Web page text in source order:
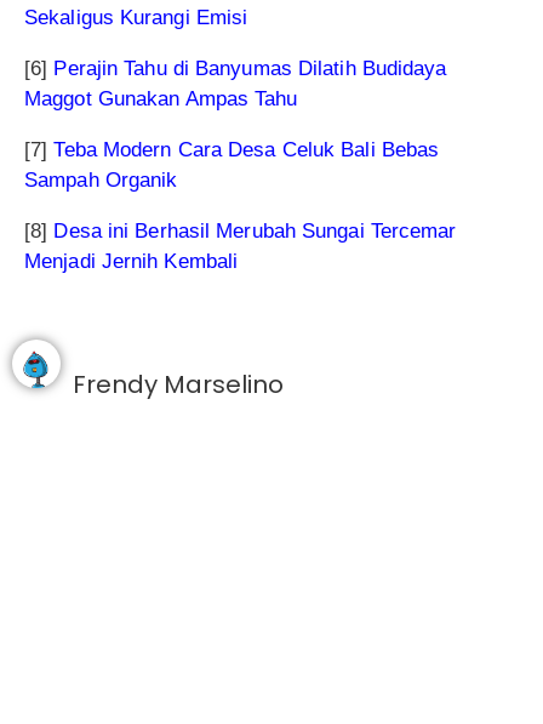
Sekaligus Kurangi Emisi
[6] Perajin Tahu di Banyumas Dilatih Budidaya
Maggot Gunakan Ampas Tahu
[7]Teba Modern Cara Desa Celuk Bali Bebas
Sampah Organik
[8] Desa ini Berhasil Merubah Sungai Tercemar
Menjadi Jernih Kembali
Frendy Marselino